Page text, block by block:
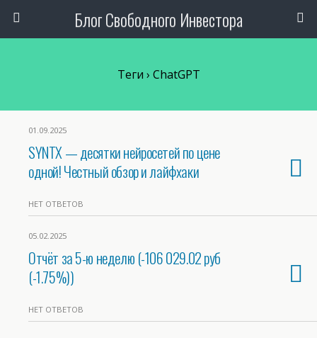
Блог Свободного Инвестора
Теги › ChatGPT
01.09.2025
SYNTX — десятки нейросетей по цене
одной! Честный обзор и лайфхаки
НЕТ ОТВЕТОВ
05.02.2025
Отчёт за 5-ю неделю (-106 029.02 руб
(-1.75%))
НЕТ ОТВЕТОВ